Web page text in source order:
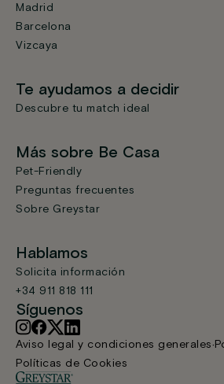
Madrid
Barcelona
Vizcaya
Te ayudamos a decidir
Descubre tu match ideal
Más sobre Be Casa
Pet-Friendly
Preguntas frecuentes
Sobre Greystar
Hablamos
Solicita información
+34 911 818 111
Síguenos
Aviso legal y condiciones generales
Políticas de Cookies